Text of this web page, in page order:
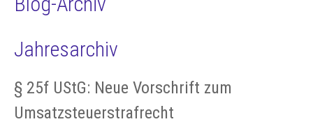
Jahresarchiv
§ 25f UStG: Neue Vorschrift zum
Umsatzsteuerstrafrecht